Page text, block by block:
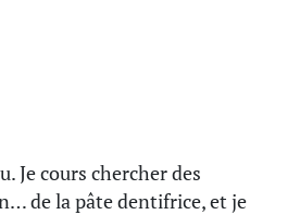
Je cours chercher des
de la pâte dentifrice, et je